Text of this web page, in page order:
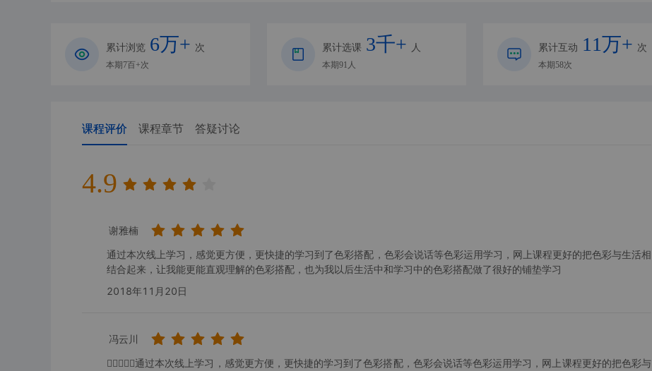
累计浏览 6万+ 次
本期7百+次
累计选课 3千+ 人
本期91人
累计互动 11万+ 次
本期58次
课程评价 课程章节 答疑讨论
4.9
谢雅楠
通过本次线上学习，感觉更方便，更快捷的学习到了色彩搭配，色彩会说话等色彩运用学习，网上课程更好的把色彩与生活相
结合起来，让我能更能直观理解的色彩搭配，也为我以后生活中和学习中的色彩搭配做了很好的铺垫学习
2018年11月20日
冯云川
通过本次线上学习，感觉更方便，更快捷的学习到了色彩搭配，色彩会说话等色彩运用学习，网上课程更好的把色彩与